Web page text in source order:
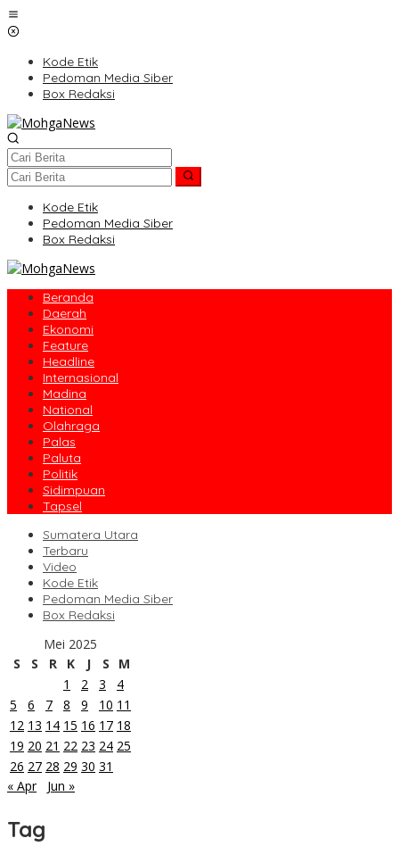
Lewati
ke
Kode Etik
Pedoman Media Siber
Box Redaksi
Kode Etik
Pedoman Media Siber
Box Redaksi
Beranda
Daerah
Ekonomi
Feature
Headline
Internasional
Madina
National
Olahraga
Palas
Paluta
Politik
Sidimpuan
Tapsel
Sumatera Utara
Terbaru
Video
Kode Etik
Pedoman Media Siber
Box Redaksi
Mei 2025
S
S R K J S
M
1
2 3
4
5
6 7 8 9 10 11
12 13 14 15 16 17 18
19 20 21 22 23 24 25
26 27 28 29 30 31
« Apr
Jun »
Tag